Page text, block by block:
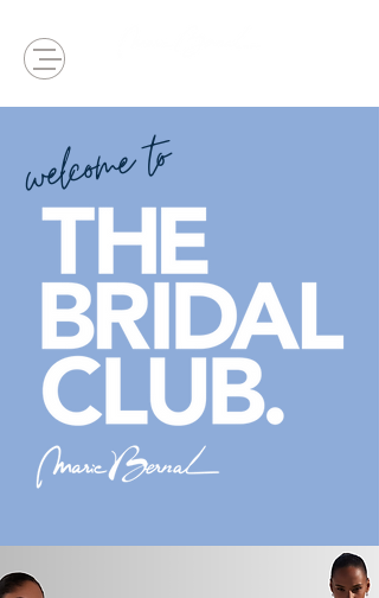
welcome to